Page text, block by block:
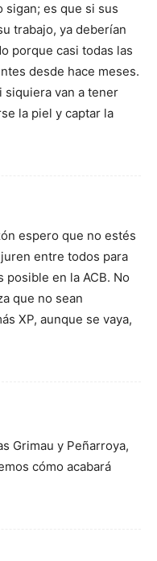
sigan; es que si sus
trabajo, ya deberían
porque casi todas las
desde hace meses.
siquiera van a tener
la piel y captar la
espero que no estés
entre todos para
posible en la ACB. No
que no sean
XP, aunque se vaya,
Grimau y Peñarroya,
cómo acabará